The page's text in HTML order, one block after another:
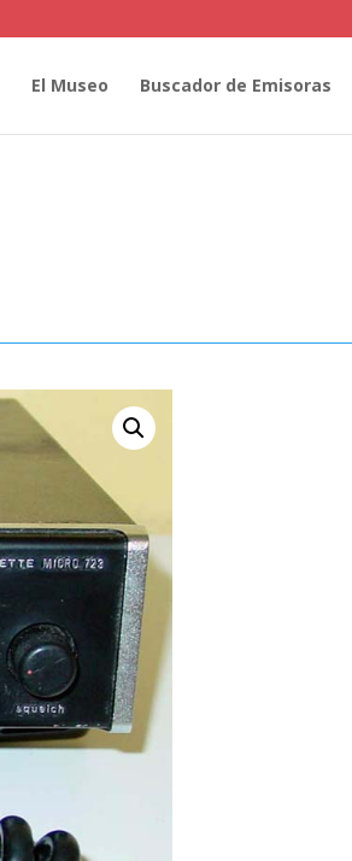
El Museo Buscador de Emisoras